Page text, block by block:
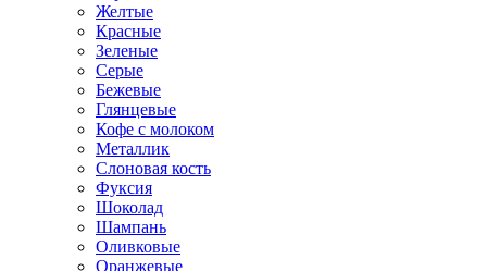
Желтые
Красные
Зеленые
Серые
Бежевые
Глянцевые
Кофе с молоком
Металлик
Слоновая кость
Фуксия
Шоколад
Шампань
Оливковые
Оранжевые